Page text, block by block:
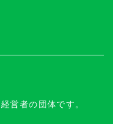
営者の団体です。